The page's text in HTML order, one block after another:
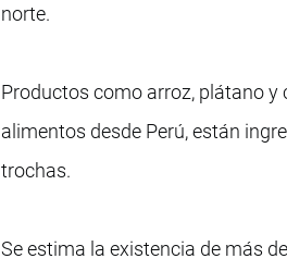
norte.
Productos como arroz, plátano y
alimentos desde Perú, están
trochas.
Se estima la existencia de más